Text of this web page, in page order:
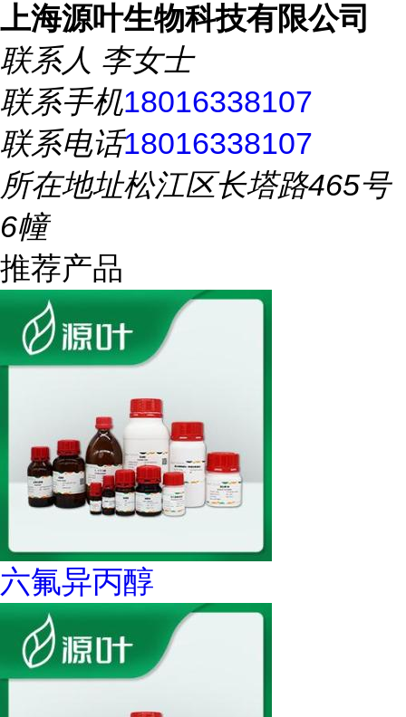
上海源叶生物科技有限公司
联系人 李女士
联系手机18016338107
联系电话18016338107
所在地址松江区长塔路465号
6幢
推荐产品
六氟异丙醇